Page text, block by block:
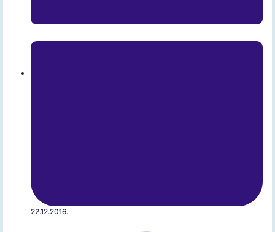
22.12.2016.